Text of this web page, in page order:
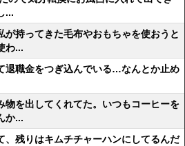
...
が持ってきた毛布やおもちゃを使おうと
わ...
退職金をつぎ込んでいる…なんとか止め
物を出してくれてた。いつもコーヒーを
か...
、残りはキムチチャーハンにしてるんだ